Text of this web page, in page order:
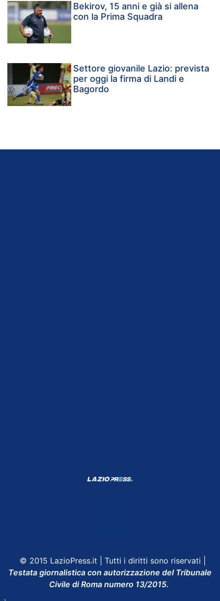
Bekirov, 15 anni e già si allena
con la Prima Squadra
Settore giovanile Lazio: prevista
per oggi la firma di Landi e
Bagordo
© 2015 LazioPress.it | Tutti i diritti sono riservati |
Testata giornalistica con autorizzazione del Tribunale
Civile di Roma numero 13/2015.